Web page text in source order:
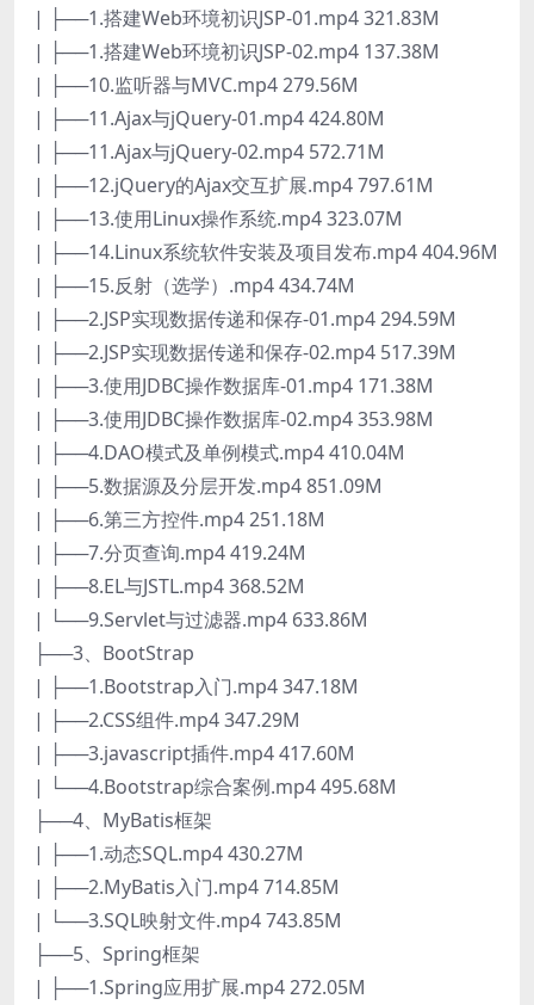
| ├──1.搭建Web环境初识JSP-01.mp4 321.83M
| ├──1.搭建Web环境初识JSP-02.mp4 137.38M
| ├──10.监听器与MVC.mp4 279.56M
| ├──11.Ajax与jQuery-01.mp4 424.80M
| ├──11.Ajax与jQuery-02.mp4 572.71M
| ├──12.jQuery的Ajax交互扩展.mp4 797.61M
| ├──13.使用Linux操作系统.mp4 323.07M
| ├──14.Linux系统软件安装及项目发布.mp4 404.96M
| ├──15.反射（选学）.mp4 434.74M
| ├──2.JSP实现数据传递和保存-01.mp4 294.59M
| ├──2.JSP实现数据传递和保存-02.mp4 517.39M
| ├──3.使用JDBC操作数据库-01.mp4 171.38M
| ├──3.使用JDBC操作数据库-02.mp4 353.98M
| ├──4.DAO模式及单例模式.mp4 410.04M
| ├──5.数据源及分层开发.mp4 851.09M
| ├──6.第三方控件.mp4 251.18M
| ├──7.分页查询.mp4 419.24M
| ├──8.EL与JSTL.mp4 368.52M
| └──9.Servlet与过滤器.mp4 633.86M
├──3、BootStrap
| ├──1.Bootstrap入门.mp4 347.18M
| ├──2.CSS组件.mp4 347.29M
| ├──3.javascript插件.mp4 417.60M
| └──4.Bootstrap综合案例.mp4 495.68M
├──4、MyBatis框架
| ├──1.动态SQL.mp4 430.27M
| ├──2.MyBatis入门.mp4 714.85M
| └──3.SQL映射文件.mp4 743.85M
├──5、Spring框架
| ├──1.Spring应用扩展.mp4 272.05M